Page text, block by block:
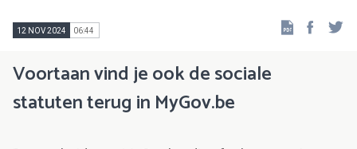
12 NOV 2024 06:44
Voortaan vind je ook de sociale
statuten terug in MyGov.be